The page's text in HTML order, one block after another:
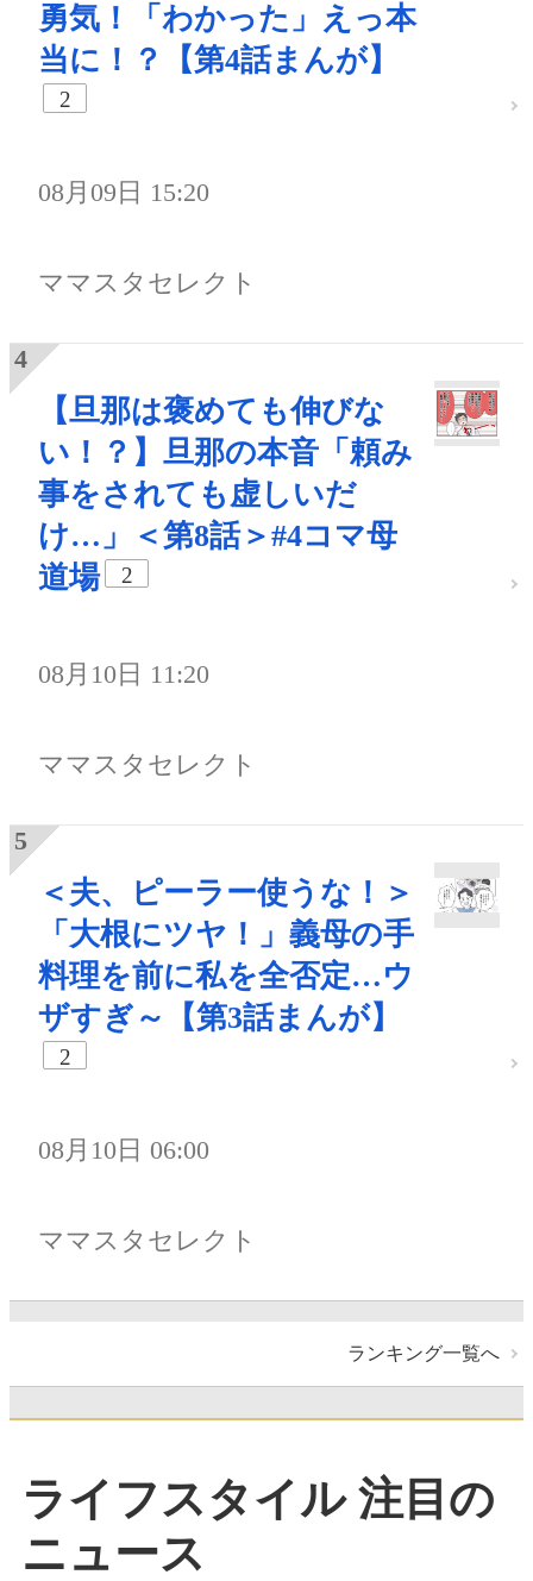
勇気！「わかった」えっ本
当に！？【第4話まんが】
2
08月09日 15:20
ママスタセレクト
【旦那は褒めても伸びな
い！？】旦那の本音「頼み
事をされても虚しいだ
け…」＜第8話＞#4コマ母
道場
2
08月10日 11:20
ママスタセレクト
＜夫、ピーラー使うな！＞
「大根にツヤ！」義母の手
料理を前に私を全否定…ウ
ザすぎ～【第3話まんが】
2
08月10日 06:00
ママスタセレクト
ランキング一覧へ
ライフスタイル 注目の
ニュース